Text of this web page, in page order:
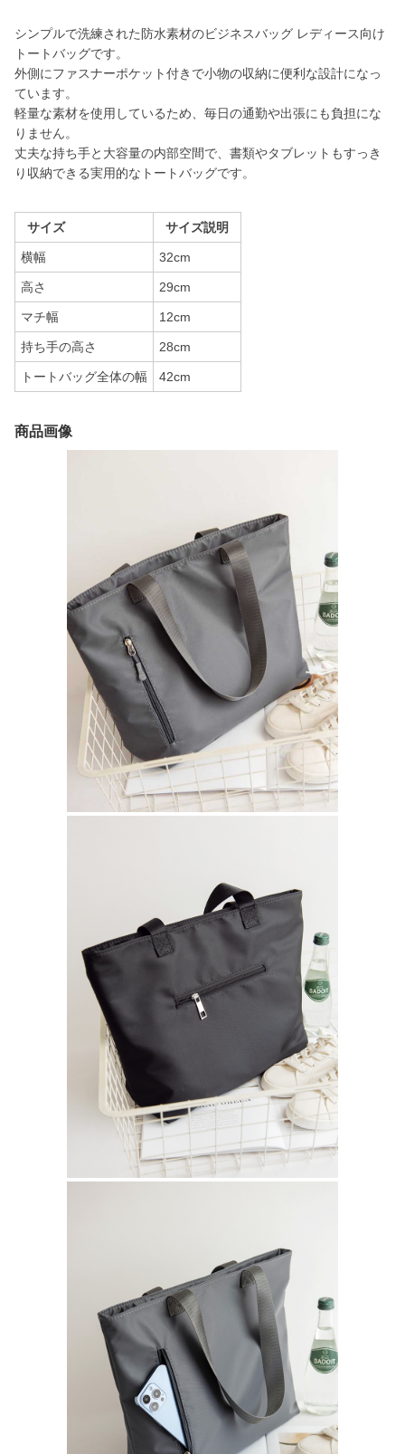
シンプルで洗練された防水素材のビジネスバッグ レディース向け
トートバッグです。
外側にファスナーポケット付きで小物の収納に便利な設計になっ
ています。
軽量な素材を使用しているため、毎日の通勤や出張にも負担にな
りません。
丈夫な持ち手と大容量の内部空間で、書類やタブレットもすっき
り収納できる実用的なトートバッグです。
サイズ サイズ説明
横幅 32cm
高さ 29cm
マチ幅 12cm
持ち手の高さ 28cm
トートバッグ全体の幅 42cm
商品画像